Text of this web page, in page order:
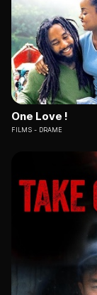
One Love !
FILMS DRAME